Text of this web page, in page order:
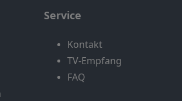
Service
Kontakt
TV-Empfang
FAQ